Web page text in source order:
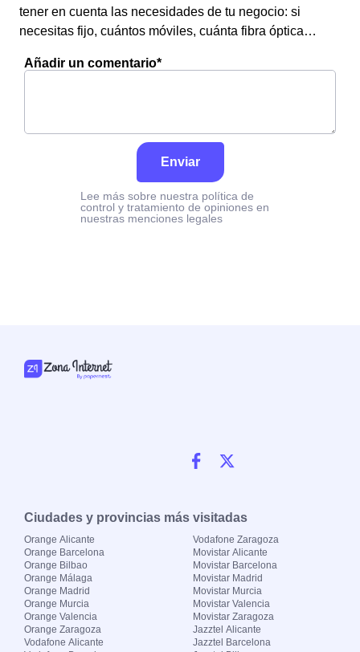
tener en cuenta las necesidades de tu negocio: si
necesitas fijo, cuántos móviles, cuánta fibra óptica…
Añadir un comentario*
Enviar
Lee más sobre nuestra política de
control y tratamiento de opiniones en
nuestras menciones legales
Ciudades y provincias más visitadas
Orange Alicante
Orange Barcelona
Orange Bilbao
Orange Málaga
Orange Madrid
Orange Murcia
Orange Valencia
Orange Zaragoza
Vodafone Alicante
Vodafone Zaragoza
Movistar Alicante
Movistar Barcelona
Movistar Madrid
Movistar Murcia
Movistar Valencia
Movistar Zaragoza
Jazztel Alicante
Jazztel Barcelona